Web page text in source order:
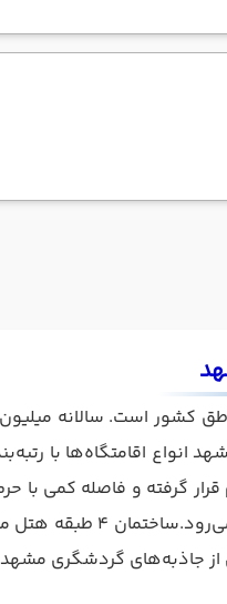
کشور است. سالانه
با رتبه‌بندی‌های مختلف ساخته
گرفته و فاصله کمی با
جاذبه‌های گردشگری مشهد،